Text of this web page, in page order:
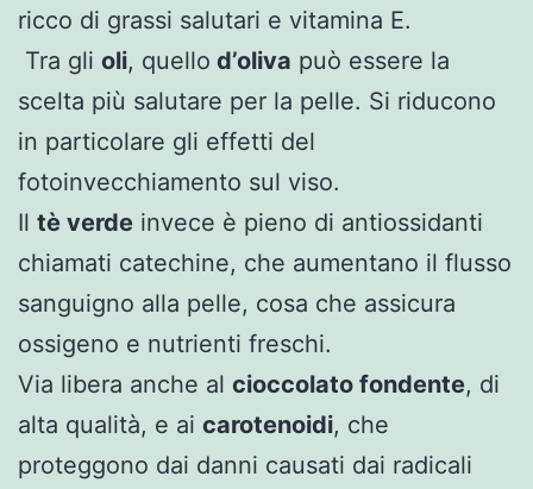
ricco di grassi salutari e vitamina E.
Tra gli oli, quello d’oliva può essere la
scelta più salutare per la pelle. Si riducono
in particolare gli effetti del
fotoinvecchiamento sul viso.
Il tè verde invece è pieno di antiossidanti
chiamati catechine, che aumentano il flusso
sanguigno alla pelle, cosa che assicura
ossigeno e nutrienti freschi.
Via libera anche al cioccolato fondente, di
alta qualità, e ai carotenoidi, che
proteggono dai danni causati dai radicali